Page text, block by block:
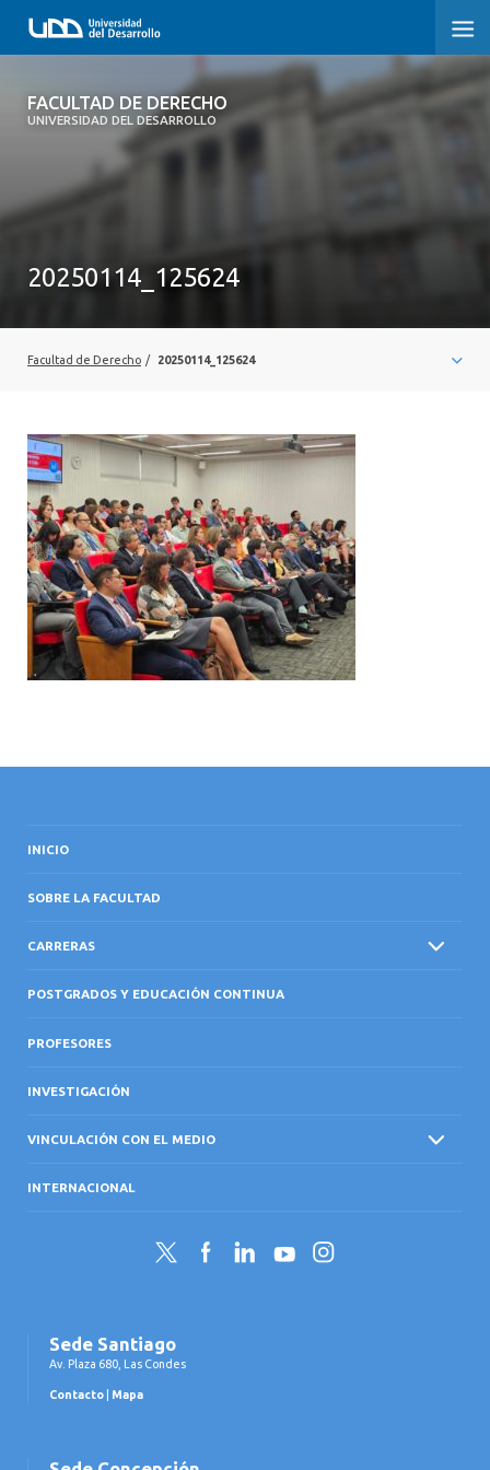
FACULTAD DE DERECHO
UNIVERSIDAD DEL DESARROLLO
FACULTAD DE DERECHO
SOBRE LA FACULTAD
VINCULACIÓN CON EL MEDIO
INTERNACIONAL
20250114_125624
Facultad de Derecho / 20250114_125624
INICIO
SOBRE LA FACULTAD
CARRERAS
POSTGRADOS Y EDUCACIÓN CONTINUA
PROFESORES
INVESTIGACIÓN
VINCULACIÓN CON EL MEDIO
INTERNACIONAL
Twitter FacebookLinkedInYouTubeInstagram
Sede Santiago
Av. Plaza 680, Las Condes
Contacto Mapa